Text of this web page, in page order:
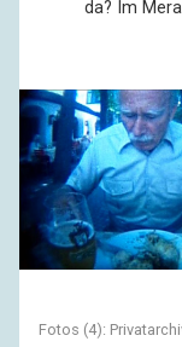
da? Im
Fotos (4):